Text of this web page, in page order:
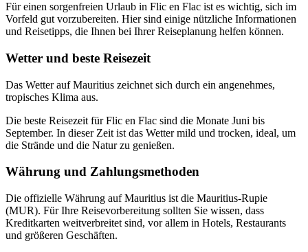
Für einen sorgenfreien Urlaub in Flic en Flac ist es wichtig, sich im
Vorfeld gut vorzubereiten. Hier sind einige nützliche Informationen
und Reisetipps, die Ihnen bei Ihrer Reiseplanung helfen können.
Wetter und beste Reisezeit
Das Wetter auf Mauritius zeichnet sich durch ein angenehmes,
tropisches Klima aus.
Die beste Reisezeit für Flic en Flac sind die Monate Juni bis
September. In dieser Zeit ist das Wetter mild und trocken, ideal, um
die Strände und die Natur zu genießen.
Währung und Zahlungsmethoden
Die offizielle Währung auf Mauritius ist die Mauritius-Rupie
(MUR). Für Ihre Reisevorbereitung sollten Sie wissen, dass
Kreditkarten weitverbreitet sind, vor allem in Hotels, Restaurants
und größeren Geschäften.